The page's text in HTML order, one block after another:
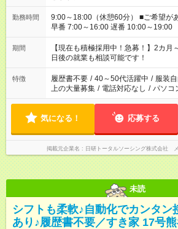
勤務時間
9:00～18:00（休憩60分） ■ご希望があれば下記シフトもOK！
早番 7:00～16:00 遅番 10:00～19:00 「家族と休みを合わせた
い」 「余裕を持って夕飯の準備がし
たくない」 など、ご希望を教えてくださいね。
の方へ 今ご覧のお仕事で希望する勤
の勤務時間。 合計で週40時間を超え
期間
【現在も積極採用中！急募！】2カ
日後の就業も相談可能です！
特徴 履歴書不要 / 40～50代活躍中 / 服装
上の大量募集 / 電話対応なし / パソコ
気になる！ 応募する
掲載元企業名 日研トータルソーシング株式会社
未読
シフトも柔軟♪自動化でカンタ
あり♪履歴書不要／すき家 17号